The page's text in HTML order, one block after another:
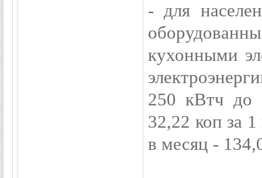
- для
кухонными
250 кВтч до
32,22 коп за
в месяц -